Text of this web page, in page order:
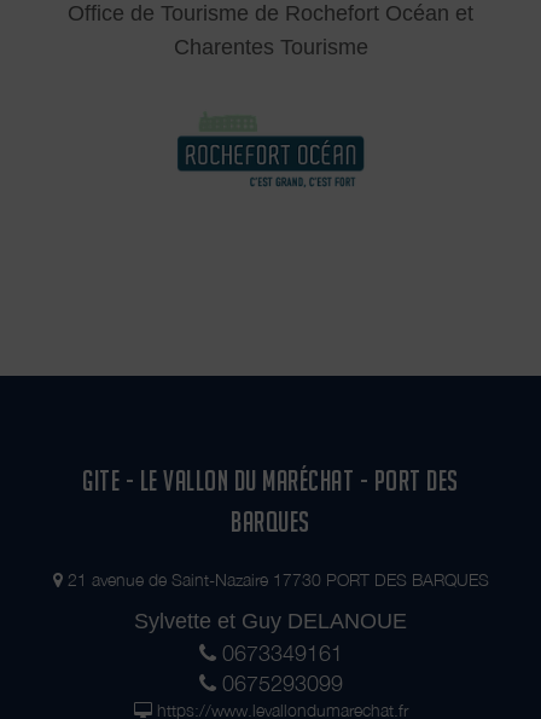
Office de Tourisme de Rochefort Océan et
Charentes Tourisme
GITE - LE VALLON DU MARÉCHAT - PORT DES
BARQUES
21 avenue de Saint-Nazaire 17730 PORT DES BARQUES
Sylvette et Guy DELANOUE
0673349161
0675293099
https://www.levallondumarechat.fr